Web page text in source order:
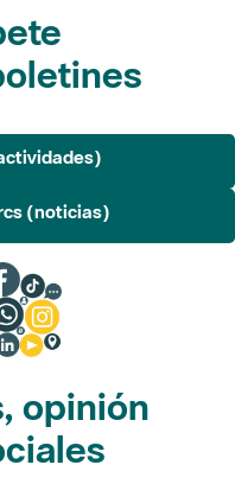
(noticias)
opinión